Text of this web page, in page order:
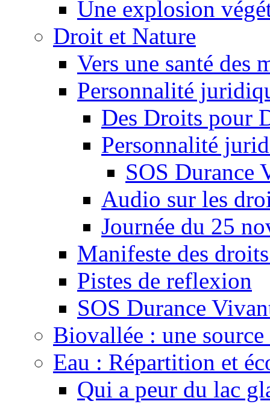
Une explosion
Droit et Nature
Vers une santé des
Personnalité
Des Droits pour
Personnalité
SOS Durance
Audio sur les
Journée du 25
Manifeste des
Pistes de reflexion
SOS Durance
Biovallée : une
Eau : Répartition et
Qui a peur du lac